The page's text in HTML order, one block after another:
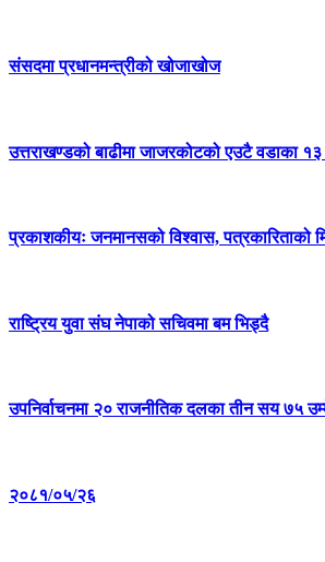
संसदमा प्रधानमन्त्रीको खोजाखोज
उत्तराखण्डको बाढीमा जाजरकोटको एउटै वडाका १३
प्रकाशकीयः जनमानसको विश्वास, पत्रकारिताको
राष्ट्रिय युवा संघ नेपाको सचिवमा बम भिड्दै
उपनिर्वाचनमा २० राजनीतिक दलका तीन सय ७५
२०८१/०५/२६